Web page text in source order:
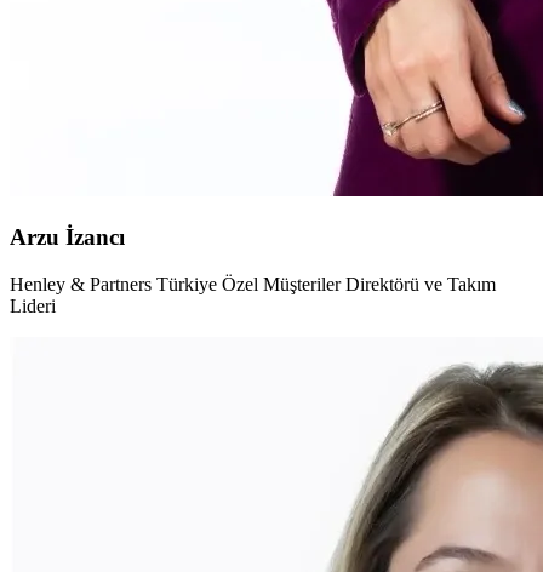
Arzu İzancı
Henley & Partners Türkiye Özel Müşteriler Direktörü ve Takım
Lideri